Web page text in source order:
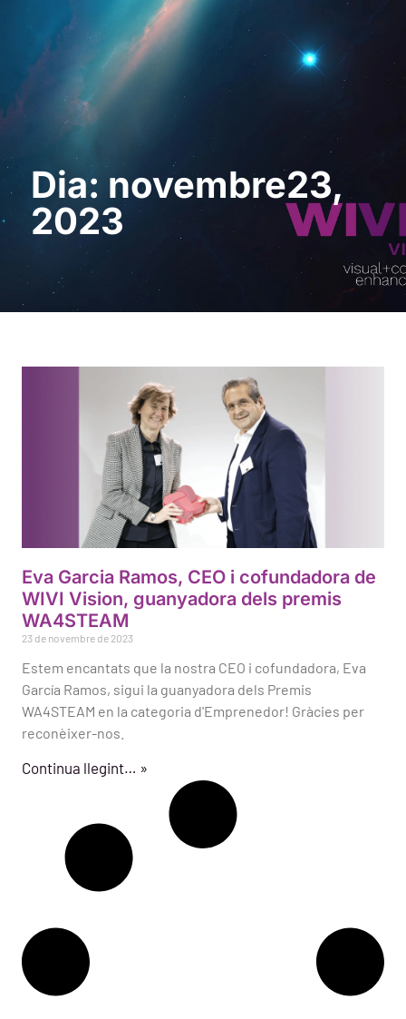
demostració
Dia: novembre23,
2023
Eva Garcia Ramos, CEO i cofundadora de
WIVI Vision, guanyadora dels premis
WA4STEAM
23 de novembre de 2023
Estem encantats que la nostra CEO i cofundadora, Eva
García Ramos, sigui la guanyadora dels Premis
WA4STEAM en la categoria d'Emprenedor! Gràcies per
reconèixer-nos.
Continua llegint… »